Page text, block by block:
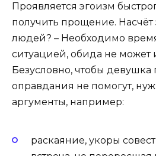
Проявляется эгоизм
получить прощение.
людей? – Необходимо
ситуацией, обида не может
Безусловно, чтобы девушка
оправдания не помогут,
аргументы, например:
раскаяние, укоры